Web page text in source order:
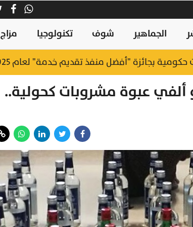
الجماهير شوف تكنولوجيا مزاج
عبوة مشروبات كحولية..